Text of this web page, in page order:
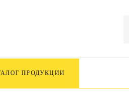
ПРОДУКЦИИ